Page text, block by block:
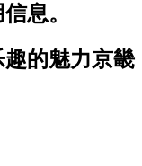
息。
的魅力京畿